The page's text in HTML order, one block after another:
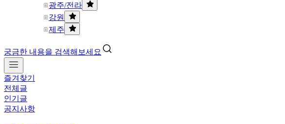
광주/전라
강원
제주
궁금한 내용을 검색해보세요
즐겨찾기
전체글
인기글
공지사항